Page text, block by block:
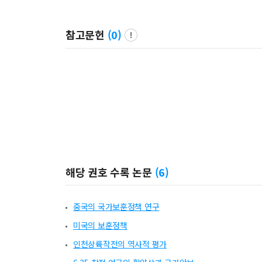
참고문헌 (0)
해당 권호 수록 논문 (6)
중국의 국가보훈정책 연구
미국의 보훈정책
인천상륙작전의 역사적 평가